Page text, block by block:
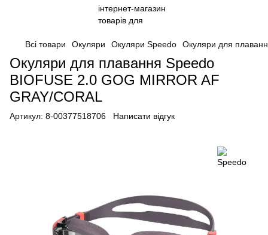
Всі товари Окуляри Окуляри Speedo Окуляри для
Окуляри для плавання Speedo
BIOFUSE 2.0 GOG MIRROR AF
GRAY/CORAL
Артикул: 8-00377518706 Написати відгук